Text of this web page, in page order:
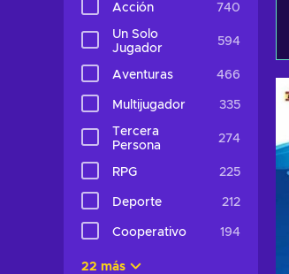
Acción 740
Un Solo
Jugador
594
Aventuras 466
Multijugador 335
Tercera
Persona
274
RPG 225
Deporte 212
Cooperativo 194
22 más